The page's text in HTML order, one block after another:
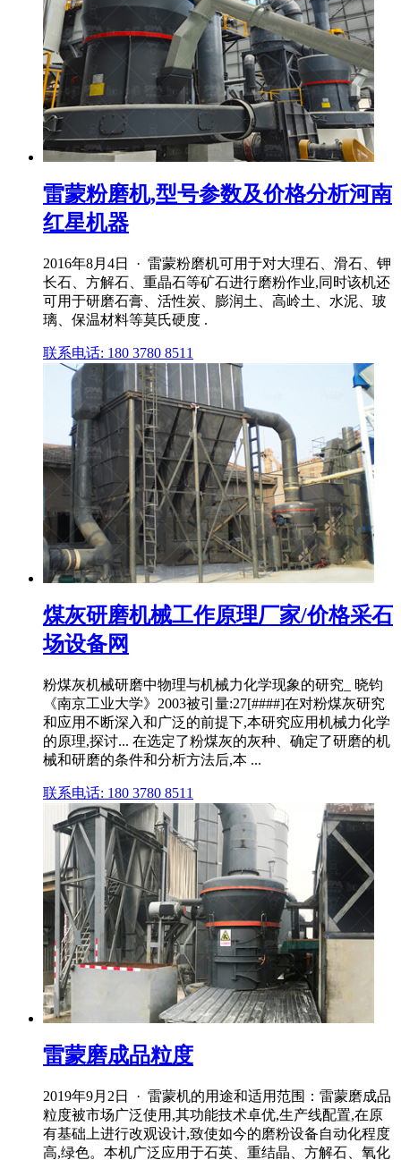
雷蒙粉磨机,型号参数及价格分析河南
红星机器
2016年8月4日 · 雷蒙粉磨机可用于对大理石、滑石、钾
长石、方解石、重晶石等矿石进行磨粉作业,同时该机还
可用于研磨石膏、活性炭、膨润土、高岭土、水泥、玻
璃、保温材料等莫氏硬度 .
联系电话: 180 3780 8511
煤灰研磨机械工作原理厂家/价格采石
场设备网
粉煤灰机械研磨中物理与机械力化学现象的研究_ 晓钧
《南京工业大学》2003被引量:27[####]在对粉煤灰研究
和应用不断深入和广泛的前提下,本研究应用机械力化学
的原理,探讨... 在选定了粉煤灰的灰种、确定了研磨的机
械和研磨的条件和分析方法后,本 ...
联系电话: 180 3780 8511
雷蒙磨成品粒度
2019年9月2日 · 雷蒙机的用途和适用范围：雷蒙磨成品
粒度被市场广泛使用,其功能技术卓优,生产线配置,在原
有基础上进行改观设计,致使如今的磨粉设备自动化程度
高,绿色。本机广泛应用于石英、重结晶、方解石、氧化